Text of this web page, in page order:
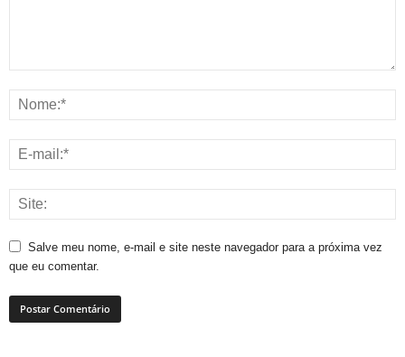
Salve meu nome, e-mail e site neste navegador para a próxima vez
que eu comentar.